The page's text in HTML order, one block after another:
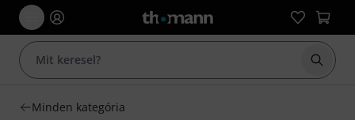
Minden kategória